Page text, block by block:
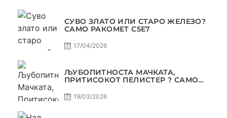
СУВО ЗЛАТО ИЛИ СТАРО ЖЕЛЕЗО?
САМО РАКОМЕТ С5Е7
17/04/2026
ЉУБОПИТНОСТА МАЧКАТА,
ПРИТИСОКОТ ПЕЛИСТЕР ? САМО
19/03/2026